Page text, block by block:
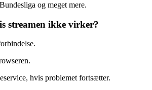
og meget mere.
streamen ikke virker?
hvis problemet fortsætter.